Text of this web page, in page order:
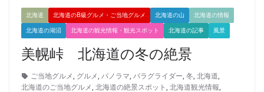
北海道 北海道のB級グルメ・ご当地グルメ 北海道の山 北海道の情報
北海道の湖沼 北海道の観光情報・観光スポット 北海道の記事 風景
美幌峠 北海道の冬の絶景
ご当地グルメ, グルメ, パノラマ, パラグライダー, 冬, 北海道,
北海道のご当地グルメ, 北海道の絶景スポット , 北海道観光情報,